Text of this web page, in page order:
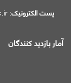
پست الکترونیک: pub@bou.ac.ir
آمار بازدید کنندگان